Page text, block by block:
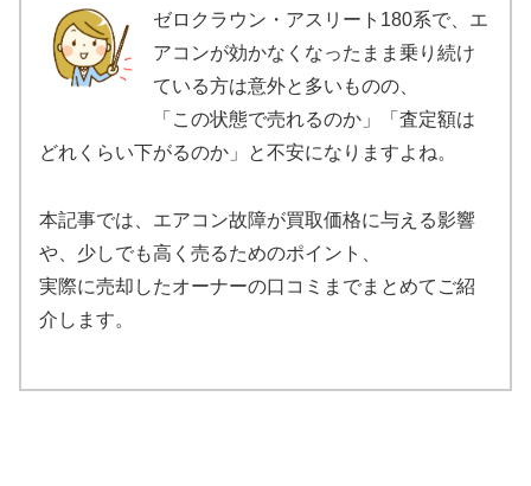
ゼロクラウン・アスリート180系で、エ
アコンが効かなくなったまま乗り続け
ている方は意外と多いものの、
「この状態で売れるのか」「査定額は
どれくらい下がるのか」と不安になりますよね。
本記事では、エアコン故障が買取価格に与える影響
や、少しでも高く売るためのポイント、
実際に売却したオーナーの口コミまでまとめてご紹
介します。